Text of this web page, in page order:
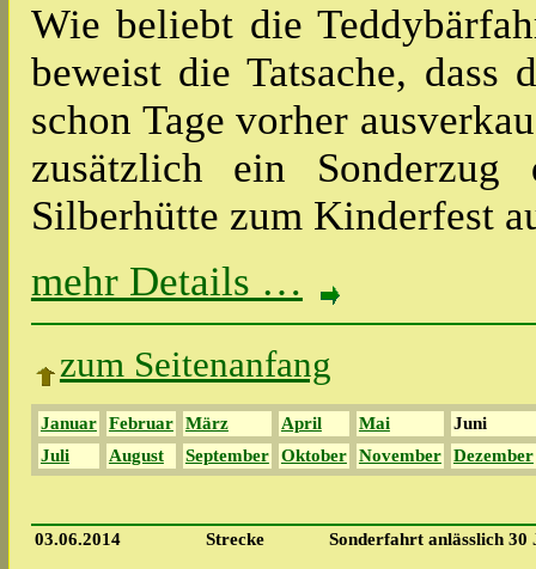
Wie beliebt die
beweist die Tatsache, dass
schon Tage vorher
zusätzlich ein
Silberhütte zum Kinderfest
mehr Details …
zum Seitenanfang
Januar Februar März April Mai
Juni
Juli
August September Oktober November Dezember
03.06.2014 Strecke Sonderfahrt anlässlich 30